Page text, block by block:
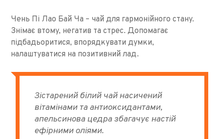
Чень Пі Лао Бай Ча – чай для гармонійного стану.
Знімає втому, негатив та стрес. Допомагає
підбадьоритися, впорядкувати думки,
налаштуватися на позитивний лад.
Зістарений білий чай насичений
вітамінами та антиоксидантами,
апельсинова цедра збагачує настій
ефірними оліями.